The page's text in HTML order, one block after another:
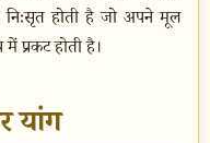
होती है जो अपने मूल
प्रकट होती है।
यांग